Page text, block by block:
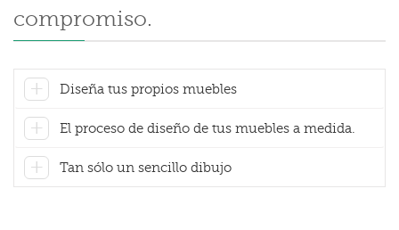
compromiso.
Diseña tus propios muebles
El proceso de diseño de tus muebles a medida.
Tan sólo un sencillo dibujo